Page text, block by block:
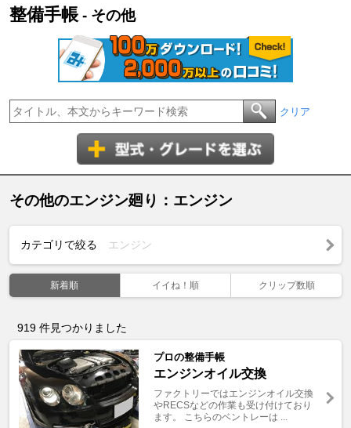
整備手帳 - その他
クリア
その他のエンジン廻り：エンジン
カテゴリで絞る エンジン
新着順 イイね！順 クリップ数順
919 件見つかりました
プロの整備手帳
エンジンオイル交換
ファクトリーではエンジンオイル交換
やRECSなどの作業も受け付けており
ます。 こちらのベントレーは ...